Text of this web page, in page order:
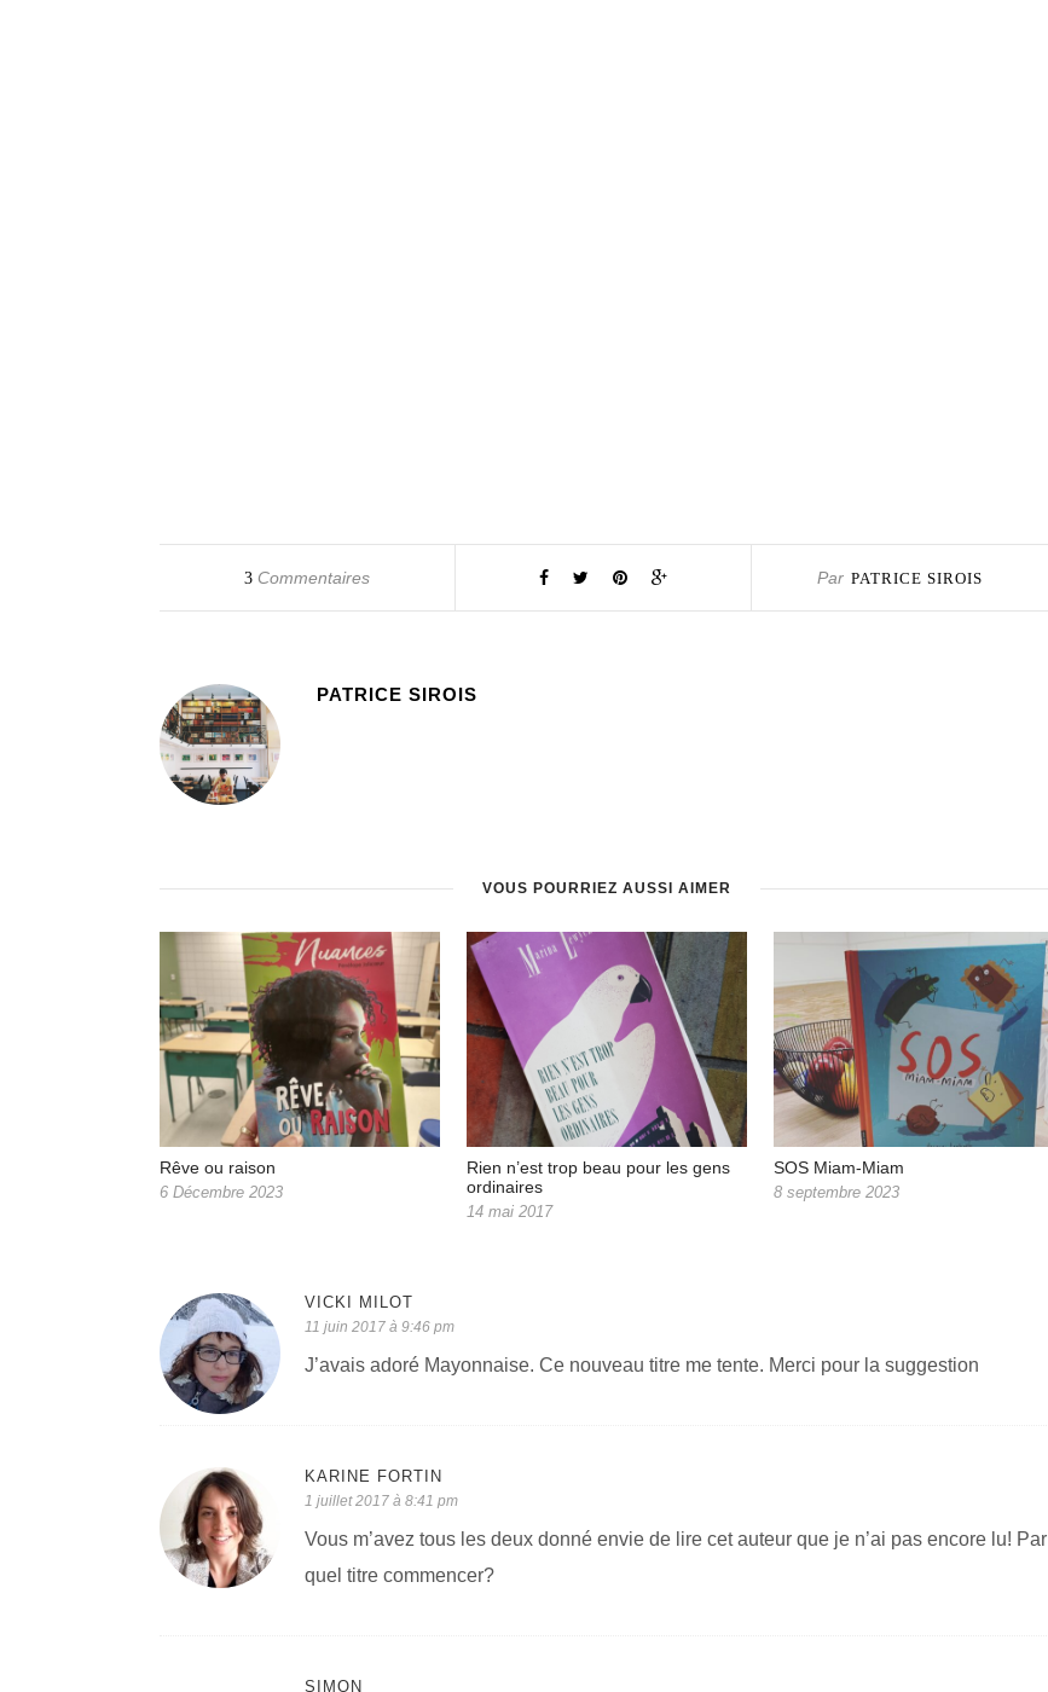
3 Commentaires Par PATRICE SIROIS
PATRICE SIROIS
VOUS POURRIEZ AUSSI AIMER
Rêve ou raison
6 Décembre 2023
Rien n’est trop beau pour les gens
ordinaires
14 mai 2017
SOS Miam-Miam
8 septembre 2023
VICKI MILOT
11 juin 2017 à 9:46 pm
J’avais adoré Mayonnaise. Ce nouveau titre me tente. Merci pour la suggestion
KARINE FORTIN
1 juillet 2017 à 8:41 pm
Vous m’avez tous les deux donné envie de lire cet auteur que je n’ai pas encore lu! Par
quel titre commencer?
SIMON